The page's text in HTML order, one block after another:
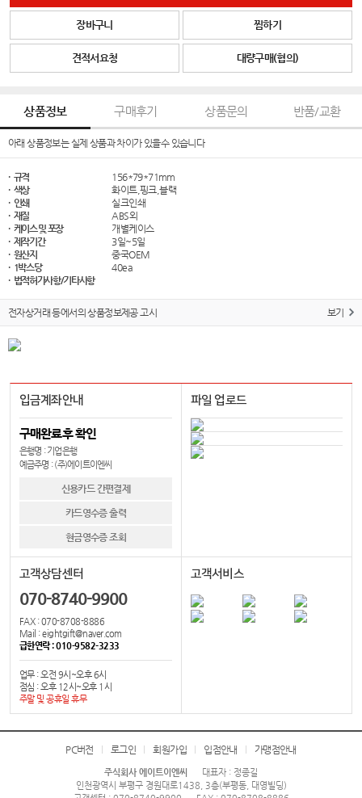
장바구니 찜하기
견적서요청 대량구매(협의)
상품정보 구매후기 상품문의 반품/교환
아래 상품정보는 실제 상품과 차이가 있을수 있습니다
· 규격
156*79*71mm
· 색상
화이트,핑크,블랙
· 인쇄
실크인쇄
· 재질
ABS외
· 케이스 및 포장
개별케이스
· 제작기간
3일~5일
· 원산지
중국OEM
· 1박스당
40ea
· 법적허가사항/기타사항
전자상거래 등에서의 상품정보제공 고시 보기
입금계좌안내
구매완료후 확인
은행명 : 기업은행
예금주명 : (주)에이트이엔씨
신용카드 간편결제
카드영수증 출력
현금영수증 조회
파일 업로드
고객상담센터
070-8740-9900
FAX : 070-8708-8886
Mail : eightgift@naver.com
급한연락 : 010-9582-3233
업무 : 오전 9시~오후 6시
점심 : 오후 12시~오후 1시
주말 및 공휴일 휴무
고객서비스
PC버전 로그인 회원가입 입점안내 가맹점안내
주식회사 에이트이엔씨
대표자 : 정종길
인천광역시 부평구 경원대로1438, 3층(부평동, 대영빌딩)